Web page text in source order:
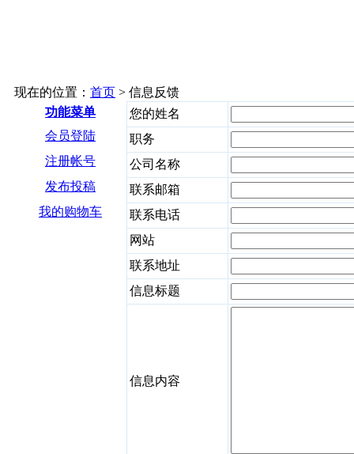
现在的位置： 首页 > 信息反馈
功能菜单
会员登陆
注册帐号
发布投稿
我的购物车
您的姓名
职务
公司名称
联系邮箱
联系电话
网站
联系地址
信息标题
信息内容